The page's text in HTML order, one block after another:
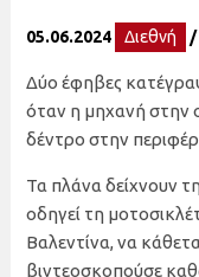
05.06.2024 Διεθνή /
Δύο έφηβες
όταν η μηχανή στην
δέντρο στην
Τα πλάνα δείχνουν
οδηγεί τη
Βαλεντίνα, να
βιντεοσκοπούσε